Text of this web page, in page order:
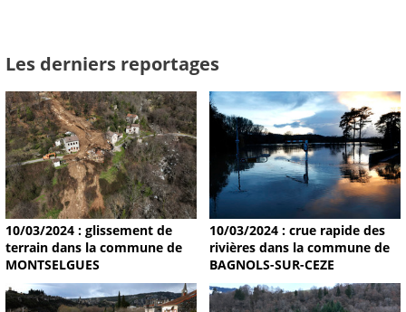
Les derniers reportages
10/03/2024 : glissement de
terrain dans la commune de
MONTSELGUES
10/03/2024 : crue rapide des
rivières dans la commune de
BAGNOLS-SUR-CEZE